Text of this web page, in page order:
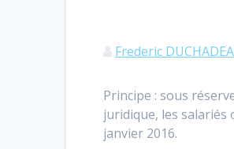
Frederic
Principe : sous
juridique, les salariés
janvier 2016.